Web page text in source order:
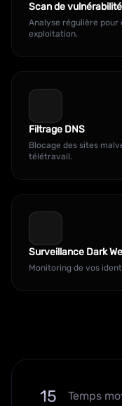
Scan de
Analyse régulière
exploitation.
Filtrage DNS
Blocage des sites
télétravail.
Surveillance Dark
Monitoring de vos
15
Temps